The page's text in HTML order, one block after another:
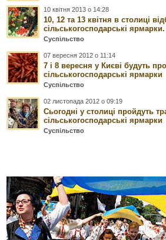
10 квітня 2013 о 14:28
10, 12 та 13 квітня в столиці
сільськогосподарські
Суспільство
07 вересня 2012 о 11:14
7 і 8 вересня у Києві будуть
сільськогосподарські ярмарки
Суспільство
02 листопада 2012 о 09:19
Сьогодні у столиці пройдуть
сільськогосподарські ярмарки
Суспільство